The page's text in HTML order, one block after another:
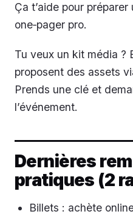
Ça t’aide pour
one‑pager pro.
Tu veux un kit média ?
proposent des assets
Prends une clé et
l’événement.
Dernières
pratiques (2
Billets : achète